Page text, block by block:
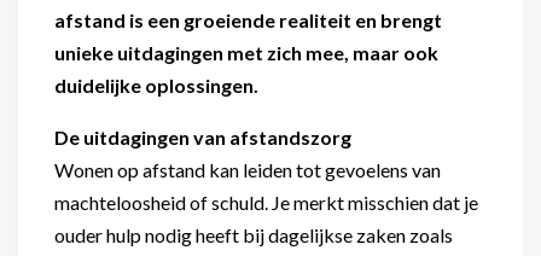
afstand is een groeiende realiteit en brengt
unieke uitdagingen met zich mee, maar ook
duidelijke oplossingen.
De uitdagingen van afstandszorg
Wonen op afstand kan leiden tot gevoelens van
machteloosheid of schuld. Je merkt misschien dat je
ouder hulp nodig heeft bij dagelijkse zaken zoals